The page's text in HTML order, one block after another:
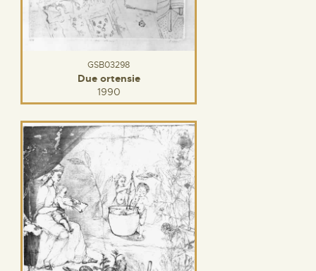
GSB03298
Due ortensie
1990